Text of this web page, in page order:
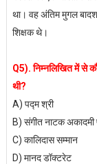
था। वह अंतिम मुगल
शिक्षक थे।
Q5). निम्नलिखित में से
थी?
A) पद्म श्री
B) संगीत नाटक अकादमी
C) कालिदास सम्मान
D) मानद डॉक्टरेट